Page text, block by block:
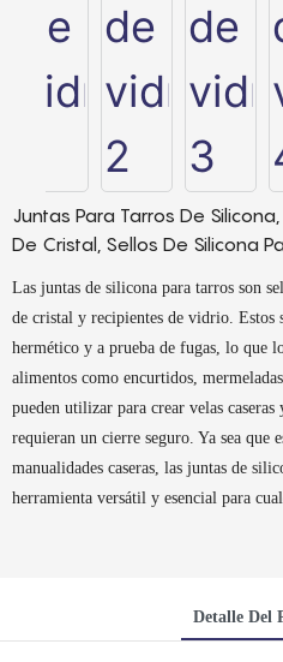
Juntas Para Tarros De
De Cristal, Sellos De Silicona
Las juntas de silicona para tarros son
de cristal y recipientes de vidrio. Estos
hermético y a prueba de fugas, lo que
alimentos como encurtidos,
pueden utilizar para crear velas
requieran un cierre seguro. Ya sea que
manualidades caseras, las juntas de
herramienta versátil y esencial para
Detalle Del